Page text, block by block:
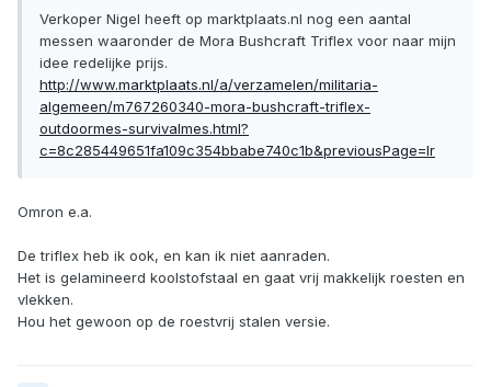
Verkoper Nigel heeft op marktplaats.nl nog een aantal
messen waaronder de Mora Bushcraft Triflex voor naar mijn
idee redelijke prijs.
http://www.marktplaats.nl/a/verzamelen/militaria-
algemeen/m767260340-mora-bushcraft-triflex-
outdoormes-survivalmes.html?
c=8c285449651fa109c354bbabe740c1b&previousPage=lr
Omron e.a.
De triflex heb ik ook, en kan ik niet aanraden.
Het is gelamineerd koolstofstaal en gaat vrij makkelijk roesten en
vlekken.
Hou het gewoon op de roestvrij stalen versie.